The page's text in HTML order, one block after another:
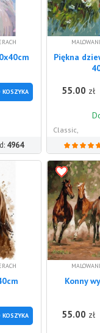
KOSZYKA
4964
Piękna
55.00 zł
Classic,
KOSZYKA
Konny
55.00 zł